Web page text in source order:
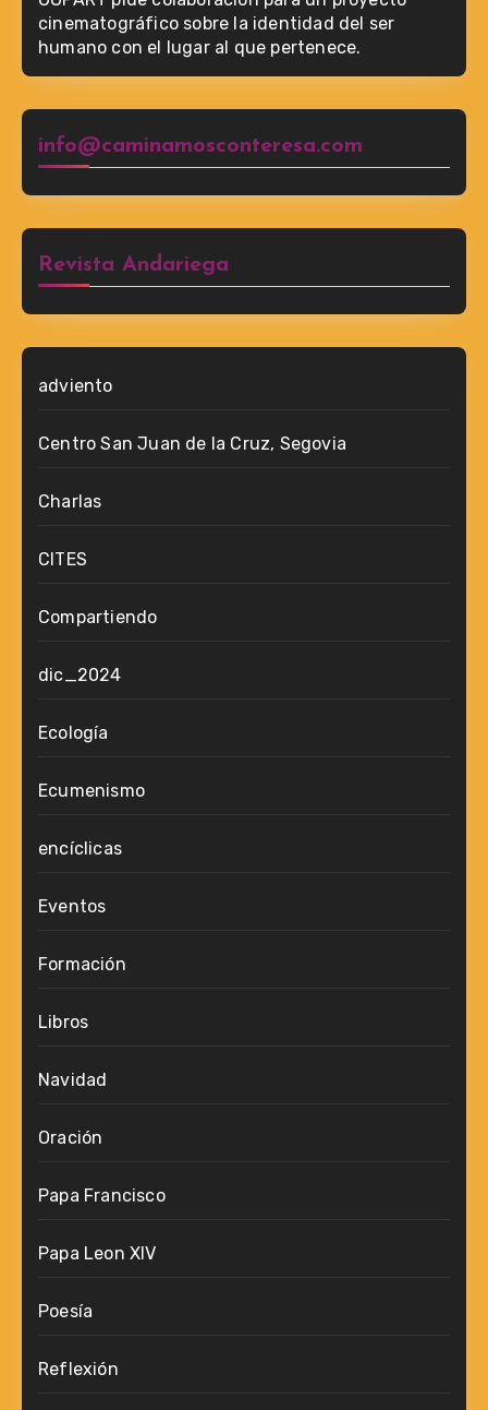
cinematográfico sobre la identidad del ser
humano con el lugar al que pertenece.
info@caminamosconteresa.com
Revista Andariega
adviento
Centro San Juan de la Cruz, Segovia
Charlas
CITES
Compartiendo
dic_2024
Ecología
Ecumenismo
encíclicas
Eventos
Formación
Libros
Navidad
Oración
Papa Francisco
Papa Leon XIV
Poesía
Reflexión